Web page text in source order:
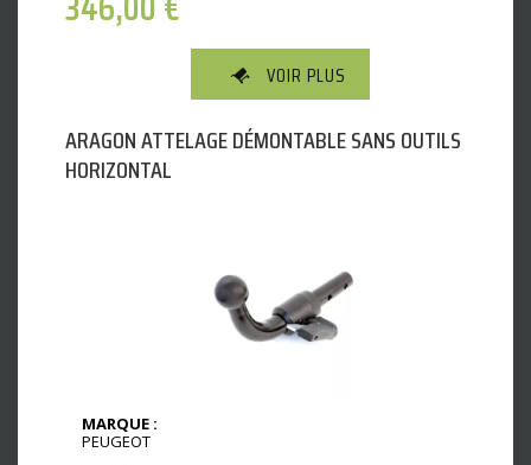
VOIR PLUS
ARAGON ATTELAGE DÉMONTABLE SANS OUTILS
HORIZONTAL
MARQUE :
PEUGEOT